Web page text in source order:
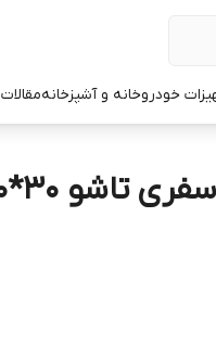
خودروخانه و آشپزخانهمقالات
تاشو 30*50